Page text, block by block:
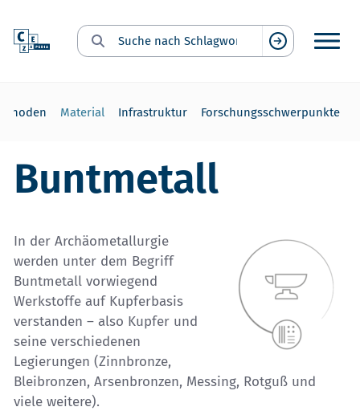
Suche nach Schlagwort:
Suchen
Material Infrastruktur Forschungsschwerpunkte
Buntmetall
In der Archäometallurgie
werden unter dem Begriff
Buntmetall vorwiegend
Werkstoffe auf Kupferbasis
verstanden – also Kupfer und
seine verschiedenen
Legierungen (Zinnbronze,
Bleibronzen, Arsenbronzen, Messing, Rotguß und
viele weitere).